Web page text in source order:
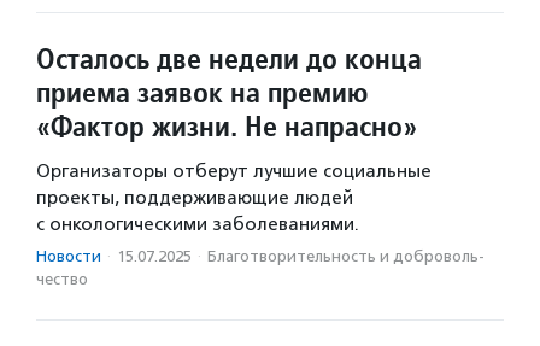
Осталось две недели до конца
приема заявок на премию
«Фактор жизни. Не напрасно»
Организаторы отберут лучшие социальные
проекты, поддерживающие людей
с онкологическими заболеваниями.
Новости · 15.07.2025 · Благотвори­тель­ность и доброволь­
чест­во